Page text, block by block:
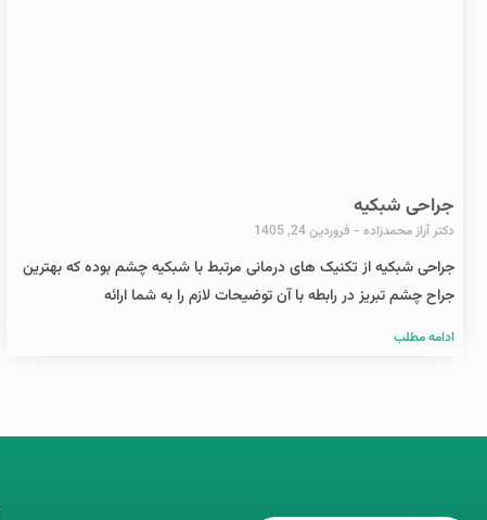
جراحی شبکیه
دکتر آراز محمدزاده فروردین 24, 1405
جراحی شبکیه از تکنیک های درمانی مرتبط با شبکیه چشم بوده که بهترین
جراح چشم تبریز در رابطه با آن توضیحات لازم را به شما ارائه
ادامه مطلب